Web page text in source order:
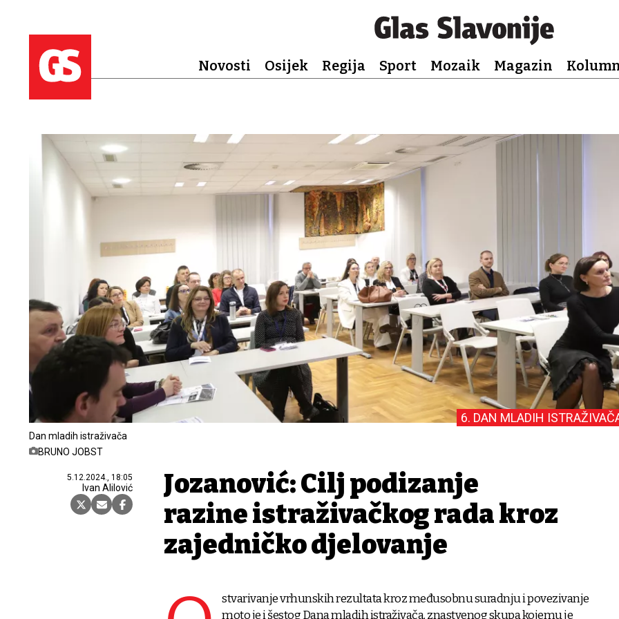
Novosti Osijek Regija Sport Mozaik Magazin
Dan mladih istraživača
BRUNO JOBST
5.12.2024., 18:05
Ivan Alilović
6. DAN MLADIH
Jozanović: Cilj podizanje
razine istraživačkog rada kroz
zajedničko djelovanje
stvarivanje vrhunskih rezultata kroz međusobnu suradnju i povezivanje
moto je i šestog Dana mladih istraživača, znastvenog skupa kojemu je